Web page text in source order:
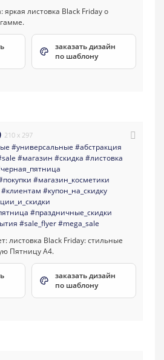
заказать дизайн
по шаблону
210 x 297
#универсальные #абстракция
#магазин #скидка #листовка
#магазин_косметики
#клиентам #купон_на_скидку
#праздничные_скидки
#sale_flyer#mega_sale
заказать дизайн
по шаблону